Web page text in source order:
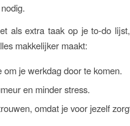
als extra taak op je to-do
makkelijker maakt:
om je werkdag door te komen.
en minder stress.
omdat je voor jezelf